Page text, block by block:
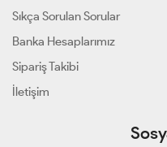
Sıkça Sorulan Sorular
Banka Hesaplarımız
Sipariş Takibi
İletişim